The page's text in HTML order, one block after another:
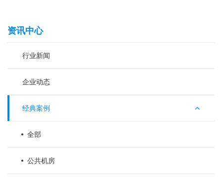
资讯中心
行业新闻
企业动态
经典案例
全部
公共机房